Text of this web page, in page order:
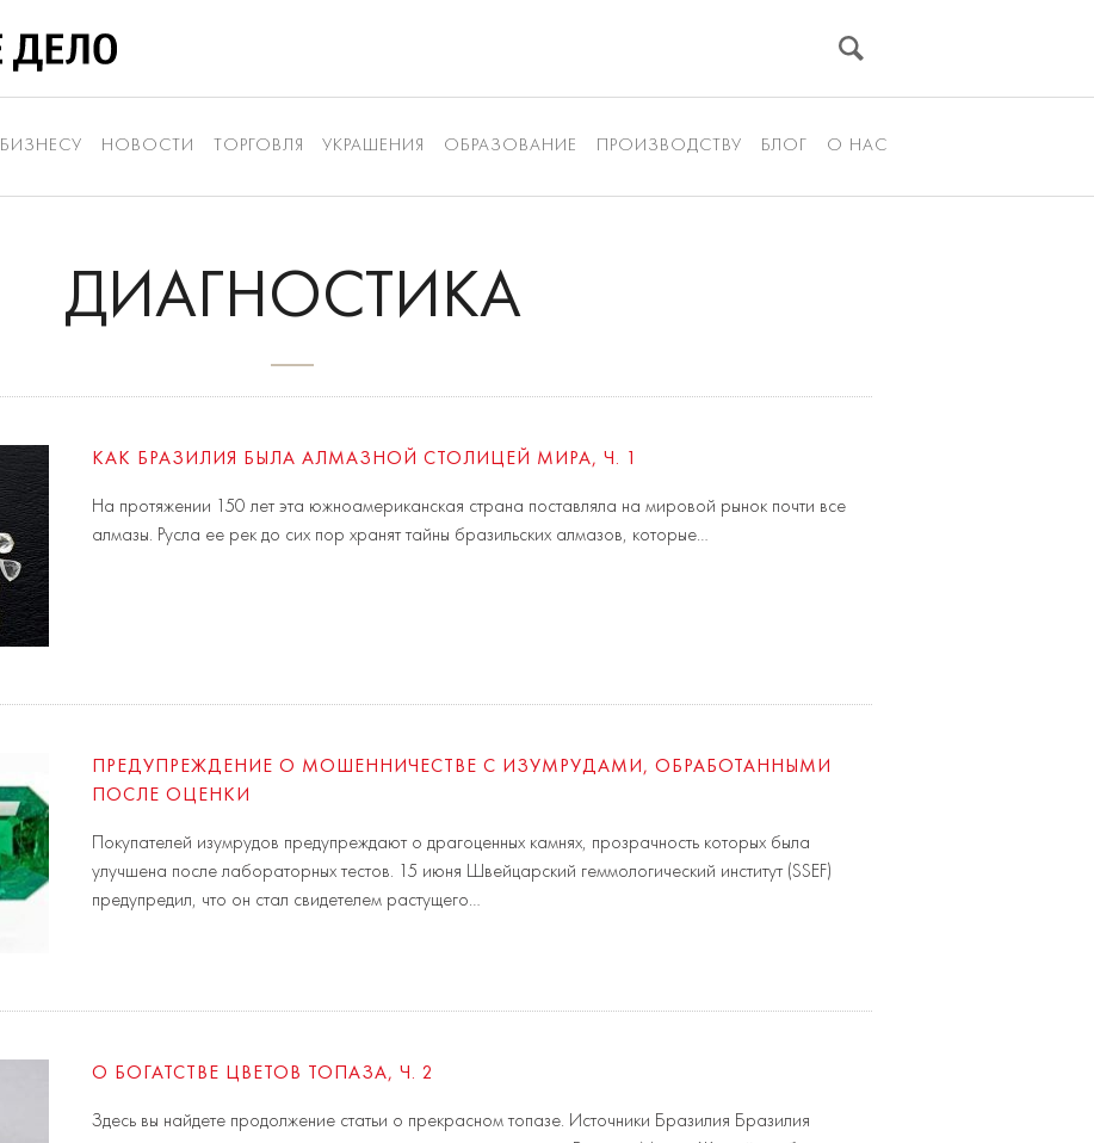
БИЗНЕСУ НОВОСТИ ТОРГОВЛЯ УКРАШЕНИЯ ОБРАЗОВАНИЕ ПРОИЗВОДСТВУ БЛОГ О НАС
ДИАГНОСТИКА
КАК БРАЗИЛИЯ БЫЛА АЛМАЗНОЙ СТОЛИЦЕЙ МИРА, Ч. 1
На протяжении 150 лет эта южноамериканская страна поставляла на мировой рынок почти все
алмазы. Русла ее рек до сих пор хранят тайны бразильских алмазов, которые…
ПРЕДУПРЕЖДЕНИЕ О МОШЕННИЧЕСТВЕ С ИЗУМРУДАМИ, ОБРАБОТАННЫМИ
ПОСЛЕ ОЦЕНКИ
Покупателей изумрудов предупреждают о драгоценных камнях, прозрачность которых была
улучшена после лабораторных тестов. 15 июня Швейцарский геммологический институт (SSEF)
предупредил, что он стал свидетелем растущего…
О БОГАТСТВЕ ЦВЕТОВ ТОПАЗА, Ч. 2
Здесь вы найдете продолжение статьи о прекрасном топазе. Источники Бразилия Бразилия